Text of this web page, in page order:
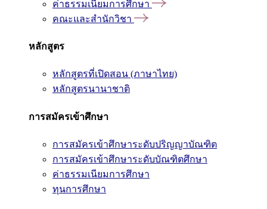
ค่าธรรมเนียมการศึกษา
คณะและสำนักวิชา
หลักสูตร
หลักสูตรที่เปิดสอน (ภาษาไทย)
หลักสูตรนานาชาติ
การสมัครเข้าศึกษา
การสมัครเข้าศึกษาระดับปริญญาบัณฑิต
การสมัครเข้าศึกษาระดับบัณฑิตศึกษา
ค่าธรรมเนียมการศึกษา
ทุนการศึกษา